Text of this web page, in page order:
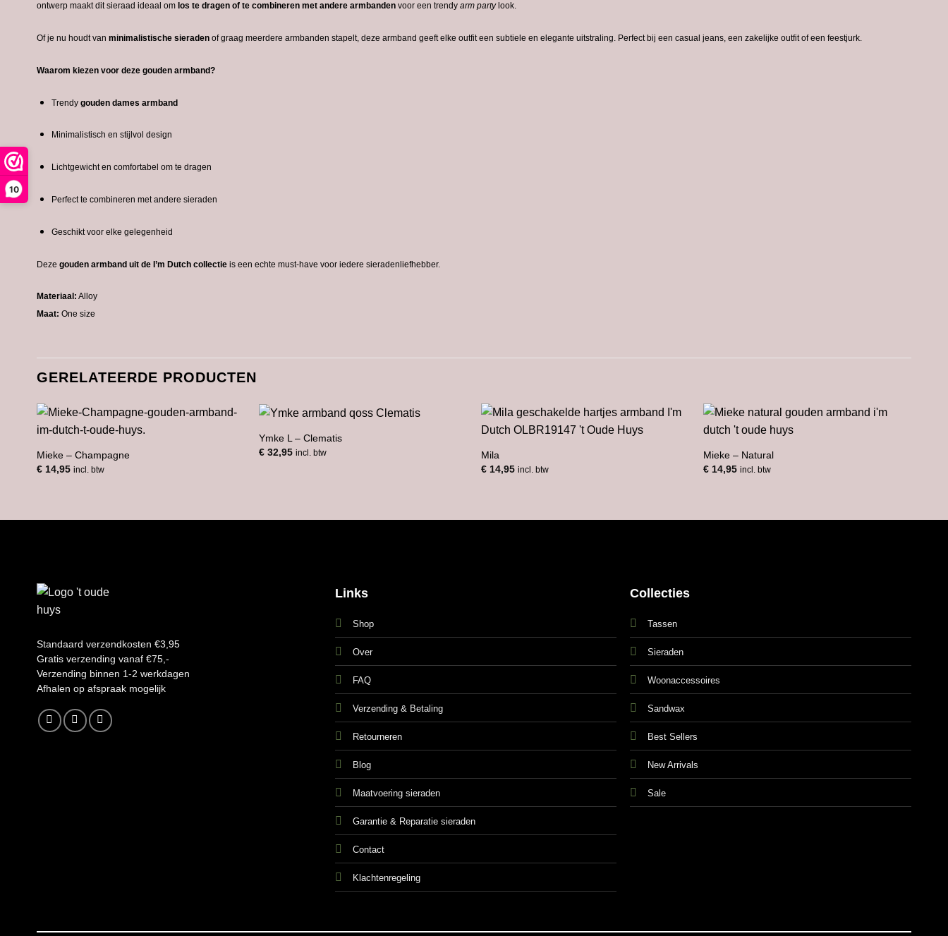
10
ontwerp maaktditsieraad ideaal om los te dragen of te combineren met andere armbanden voor een trendy arm party look.
Ofje nu houdtvan minimalistische sieraden ofgraag meerdere armbanden stapelt, deze armband geeftelke outfiteen subtiele en elegante uitstraling. Perfect bij een casual jeans, een zakelijke outfitofeen feestjurk.
Waarom kiezen voor deze gouden armband?
Trendy gouden dames armband
Minimalistisch en stijlvol design
Lichtgewichten comfortabel om te dragen
Perfectte combineren metandere sieraden
Geschiktvoor elke gelegenheid
Deze gouden armband uit de I’m Dutch collectie is een echte must-have voor iedere sieradenliefhebber.
Materiaal: Alloy
Maat: One size
GERELATEERDE PRODUCTEN
Mieke – Champagne
€14,95 incl. btw
Ymke L – Clematis
€32,95 incl. btw
Mila
€14,95 incl. btw
Mieke – Natural
€14,95 incl. btw
Standaard verzendkosten €3,95
Gratis verzending vanaf €75,-
Verzending binnen 1-2 werkdagen
Afhalen op afspraak mogelijk
Links
Shop
Over
FAQ
Verzending & Betaling
Retourneren
Blog
Maatvoering sieraden
Garantie & Reparatie sieraden
Contact
Klachtenregeling
Collecties
Tassen
Sieraden
Woonaccessoires
Sandwax
Best Sellers
New Arrivals
Sale